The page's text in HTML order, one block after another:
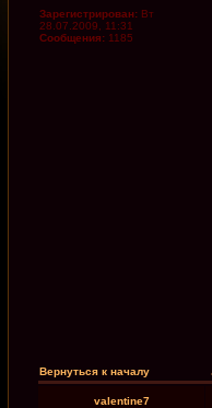
Зарегистрирован: Вт
28.07.2009, 11:31
Сообщения: 1185
Вернуться к началу
valentine7